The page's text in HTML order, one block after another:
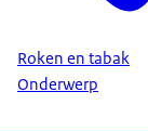
Roken en tabak
Onderwerp